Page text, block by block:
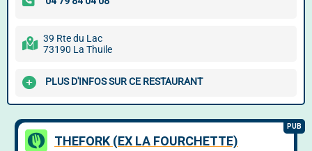
39 Rte du Lac
73190 La Thuile
PLUS D'INFOS SUR CE RESTAURANT